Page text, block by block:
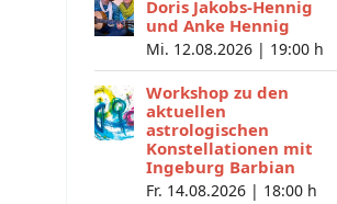
Doris Jakobs-Hennig
und Anke Hennig
Mi. 12.08.2026 | 19:00 h
Workshop zu den
aktuellen
astrologischen
Konstellationen mit
Ingeburg Barbian
Fr. 14.08.2026 | 18:00 h